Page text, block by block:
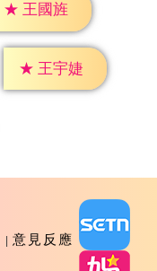
★ 王國旌
★ 王宇婕
意見反應